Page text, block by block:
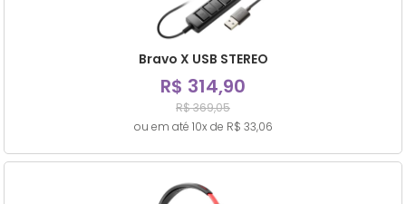
Bravo X USB STEREO
R$ 314,90
R$ 369,05
ou em até 10x de R$ 33,06